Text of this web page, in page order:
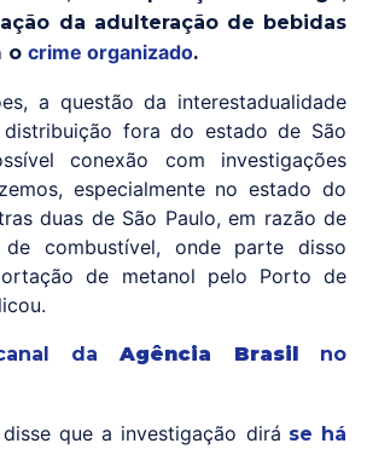
da adulteração de bebidas
o crime organizado.
a questão da interestadualidade
fora do estado de São
conexão com investigações
especialmente no estado do
duas de São Paulo, em razão de
combustível, onde parte disso
de metanol pelo Porto de
da Agência Brasil
no
que a investigação dirá se há